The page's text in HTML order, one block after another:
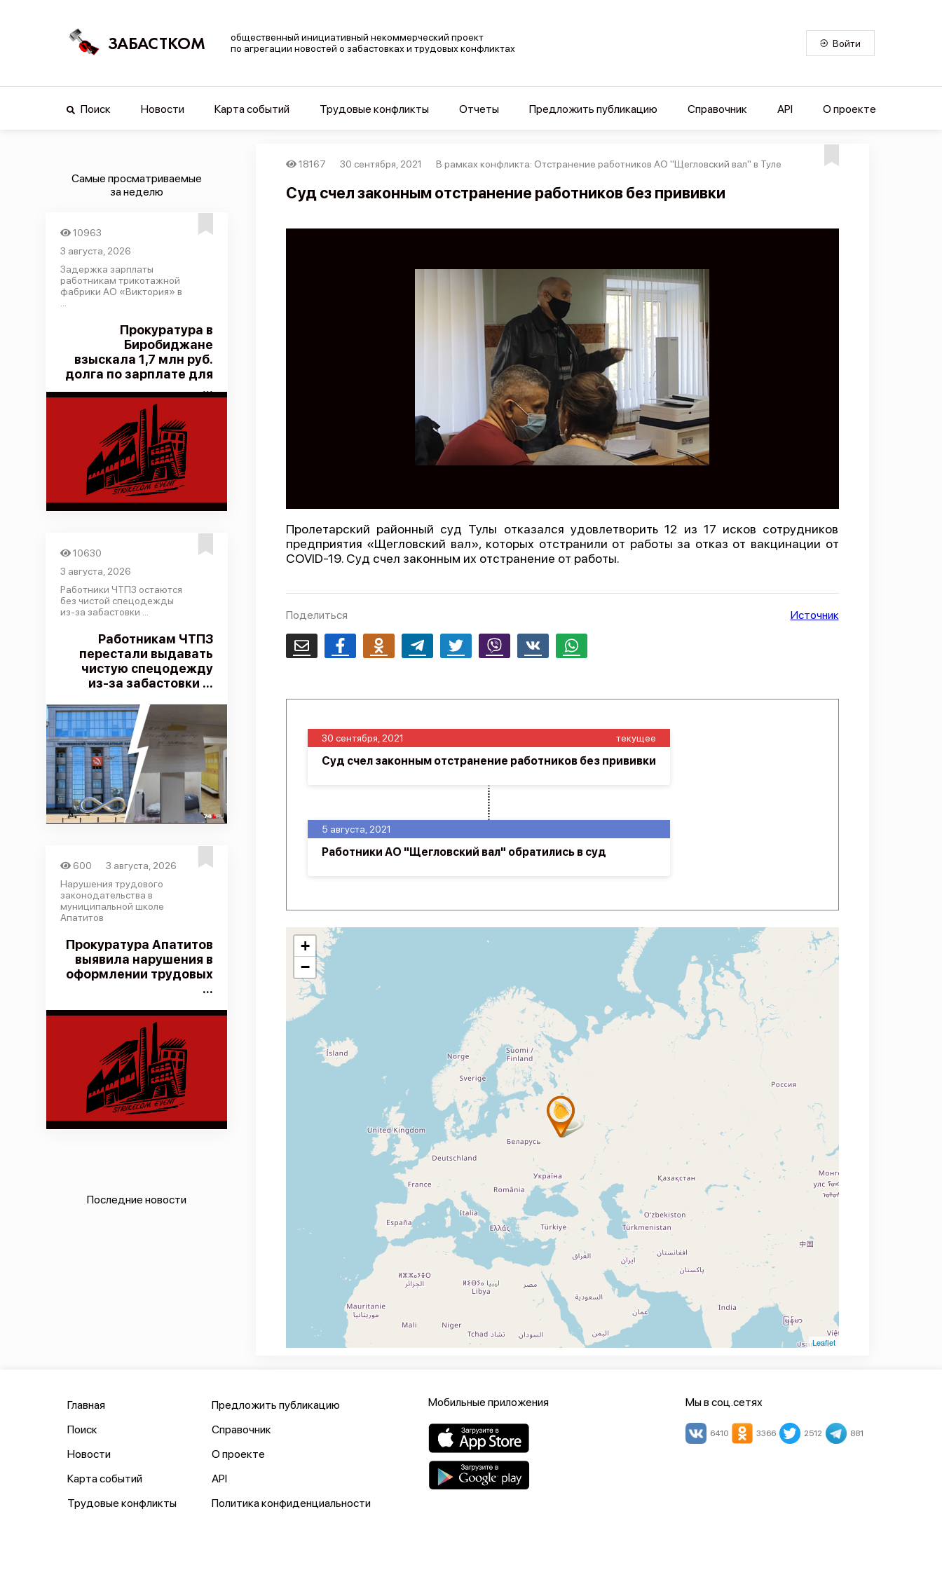
ЗАБАСТКОМ
общественный инициативный некоммерческий проект
по агрегации новостей о забастовках и трудовых конфликтах
Войти
Поиск Новости Карта событий Трудовые конфликты Отчеты Предложить публикацию Справочник API О проекте
Самые просматриваемые
за неделю
10963
3 августа, 2026
Задержка зарплаты
работникам трикотажной
фабрики АО «Виктория» в
Прокуратура в
Биробиджане
взыскала 1,7 млн руб.
долга по зарплате для
...
10630
3 августа, 2026
Работники ЧТПЗ остаются
без чистой спецодежды
из-за забастовки ...
Работникам ЧТПЗ
перестали выдавать
чистую спецодежду
из-за забастовки ...
600
3 августа, 2026
Нарушения трудового
законодательства в
муниципальной школе
Апатитов
Прокуратура Апатитов
выявила нарушения в
оформлении трудовых
...
Последние новости
18167 30 сентября, 2021 В рамках конфликта: Отстранение работников АО "Щегловский вал" в Туле
Суд счел законным отстранение работников без прививки
Пролетарский районный суд Тулы отказался удовлетворить 12 из 17 исков сотрудников
предприятия «Щегловский вал», которых отстранили от работы за отказ от вакцинации от
COVID-19. Суд счел законным их отстранение от работы.
Поделиться
Email FacebookOdnoklassnikiTelegram Twitter Viber Whatsapp
Источник
5 августа, 2021
Работники АО "Щегловский вал" обратились в суд
30 сентября, 2021 текущее
Суд счел законным отстранение работников без прививки
+
−
Leaflet
Главная
Поиск
Новости
Карта событий
Трудовые конфликты
Предложить публикацию
Справочник
О проекте
API
Политика конфиденциальности
Мобильные приложения Мы в соц.сетях
6410 3366 2512 881